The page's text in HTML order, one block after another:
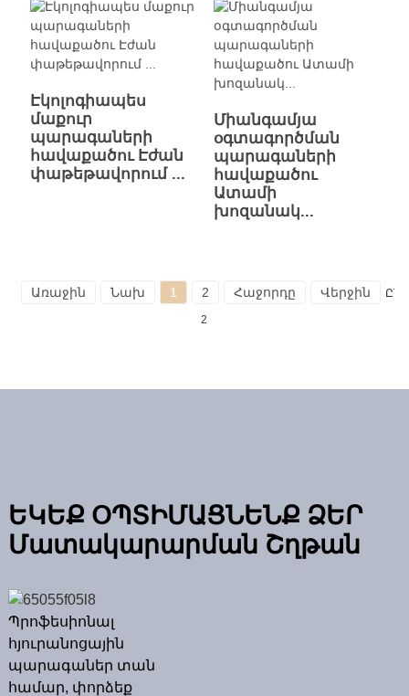
Էկոլոգիապես
մաքուր
պարագաների
հավաքածու Էժան
փաթեթավորում ...
Միանգամյա
օգտագործման
պարագաների
հավաքածու
Ատամի
խոզանակ...
Առաջին Նախ 1 2 Հաջորդը Վերջին
2
ԵԿԵՔ ՕՊՏԻՄԱՑՆԵՆՔ ՁԵՐ
Մատակարարման Շղթան
Պրոֆեսիոնալ
հյուրանոցային
պարագաներ տան
համար, փորձեք